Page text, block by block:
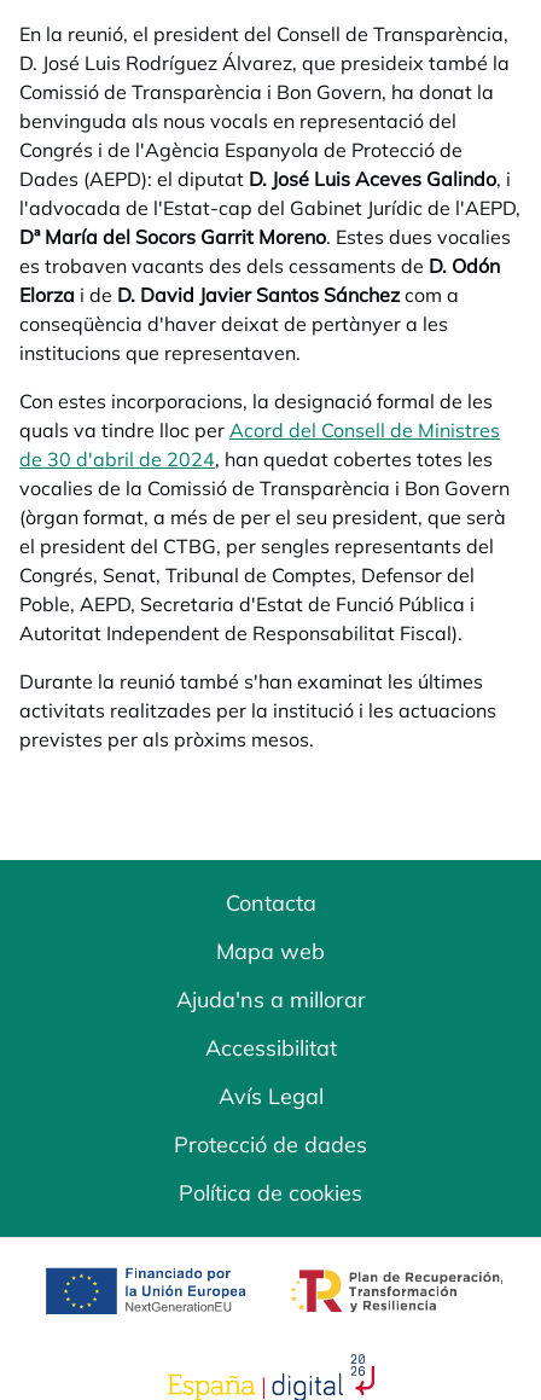
En la reunió, el president del Consell de Transparència,
D. José Luis Rodríguez Álvarez, que presideix també la
Comissió de Transparència i Bon Govern, ha donat la
benvinguda als nous vocals en representació del
Congrés i de l'Agència Espanyola de Protecció de
Dades (AEPD): el diputat D. José Luis Aceves Galindo, i
l'advocada de l'Estat-cap del Gabinet Jurídic de l'AEPD,
Dª María del Socors Garrit Moreno. Estes dues vocalies
es trobaven vacants des dels cessaments de D. Odón
Elorza i de D. David Javier Santos Sánchezcom a
conseqüència d'haver deixat de pertànyer a les
institucions que representaven.
Con estes incorporacions, la designació formal de les
quals va tindre lloc per Acord del Consell de Ministres
de 30 d'abril de 2024opens in a new tab
, han quedat cobertes totes les
vocalies de la Comissió de Transparència i Bon Govern
(òrgan format, a més de per el seu president, que serà
el president del CTBG, per sengles representants del
Congrés, Senat, Tribunal de Comptes, Defensor del
Poble, AEPD, Secretaria d'Estat de Funció Pública i
Autoritat Independent de Responsabilitat Fiscal).
Durante la reunió també s'han examinat les últimes
activitats realitzades per la institució i les actuacions
previstes per als pròxims mesos.
Contacta
Mapa web
Ajuda'ns a millorar
Accessibilitat
Avís Legal
Protecció de dades
Política de cookies
opens in a new tab opens in a new
opens in a new tab